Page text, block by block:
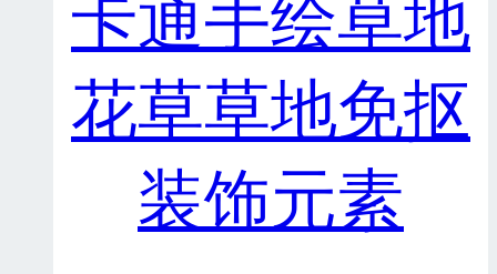
卡通手绘草地
花草草地免抠
装饰元素